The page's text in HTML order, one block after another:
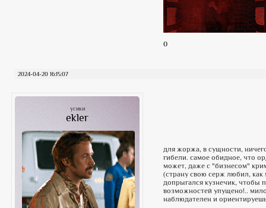
0
2024-04-20 16:15:07
ekler
усики
для жоржа, в сущности,
гибели. самое обидное, что
может, даже с "бизнесом"
(страну свою серж любил,
допрыгался кузнечик, чтобы
возможностей упущено!..
наблюдателен и